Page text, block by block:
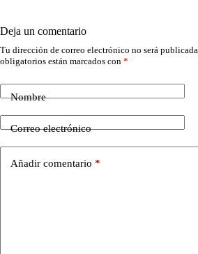
Deja un comentario
Tu dirección de correo electrónico no será publicada.
obligatorios están marcados con *
Nombre
Correo electrónico
Añadir comentario *